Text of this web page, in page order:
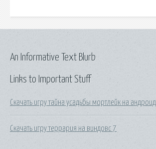
Links to Important Stuff
Скачать игру тайна усадьбы мортлейк на андроид
Скачать игру террария на виндовс 7
An Informative Text Blurb